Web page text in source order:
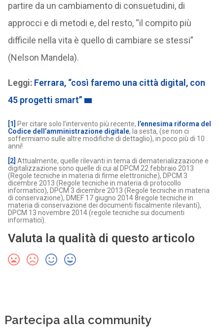
partire da un cambiamento di consuetudini, di
approcci e di metodi e, del resto, “il compito più
difficile nella vita è quello di cambiare se stessi”
(Nelson Mandela).
Leggi: Ferrara, “così faremo una città digital, con
45 progetti smart”
[1] Per citare solo l’intervento più recente, l’ennesima riforma del
Codice dell’amministrazione digitale, la sesta, (se non ci
soffermiamo sulle altre modifiche di dettaglio), in poco più di 10
anni!
[2] Attualmente, quelle rilevanti in tema di dematerializzazione e
digitalizzazione sono quelle di cui al DPCM 22 febbraio 2013
(Regole tecniche in materia di firme elettroniche), DPCM 3
dicembre 2013 (Regole tecniche in materia di protocollo
informatico), DPCM 3 dicembre 2013 (Regole tecniche in materia
di conservazione), DMEF 17 giugno 2014 8regole tecniche in
materia di conservazione dei documenti fiscalmente rilevanti),
DPCM 13 novembre 2014 (regole tecniche sui documenti
informatici).
Valuta la qualità di questo articolo
Partecipa alla community